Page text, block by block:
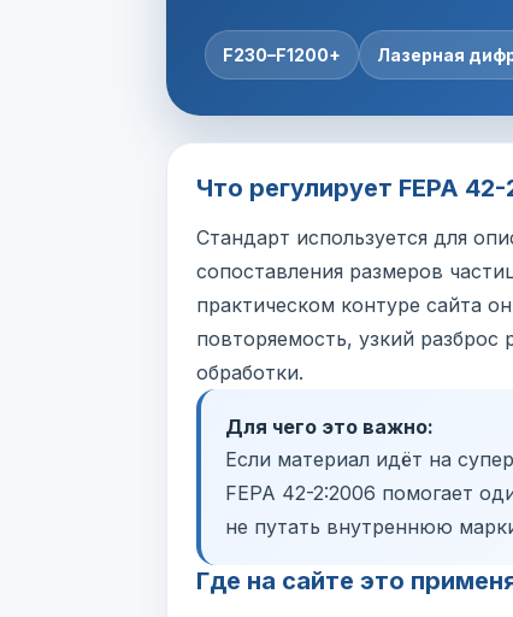
F230–F1200+ Лазерная
Что регулирует FEPA
Стандарт используется для
сопоставления размеров
практическом контуре сайта
повторяемость, узкий разброс
обработки.
Для чего это важно:
Если материал идёт на
FEPA 42-2:2006 помогает
не путать внутреннюю
Где на сайте это